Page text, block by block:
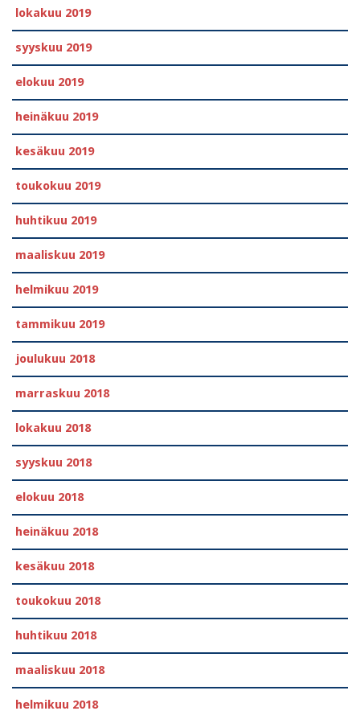
lokakuu 2019
syyskuu 2019
elokuu 2019
heinäkuu 2019
kesäkuu 2019
toukokuu 2019
huhtikuu 2019
maaliskuu 2019
helmikuu 2019
tammikuu 2019
joulukuu 2018
marraskuu 2018
lokakuu 2018
syyskuu 2018
elokuu 2018
heinäkuu 2018
kesäkuu 2018
toukokuu 2018
huhtikuu 2018
maaliskuu 2018
helmikuu 2018